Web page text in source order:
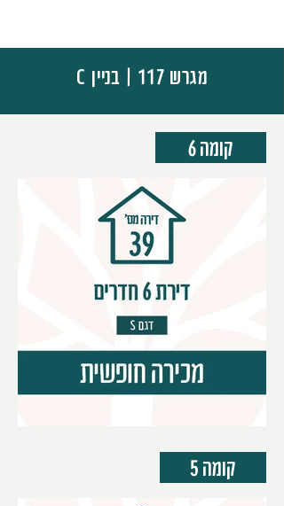
מגרש 117 | בניין C
קומה 6
קומה 5